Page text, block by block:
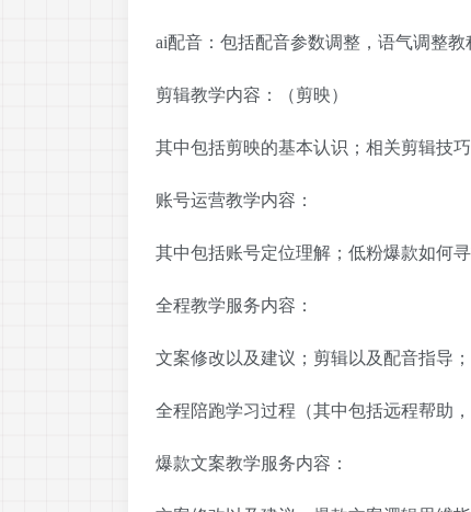
ai配音：包括配音参数调整，语气调整教
剪辑教学内容：（剪映）
其中包括剪映的基本认识；相关剪辑技
账号运营教学内容：
其中包括账号定位理解；低粉爆款如何
全程教学服务内容：
文案修改以及建议；剪辑以及配音指导；
全程陪跑学习过程（其中包括远程帮助，
爆款文案教学服务内容：